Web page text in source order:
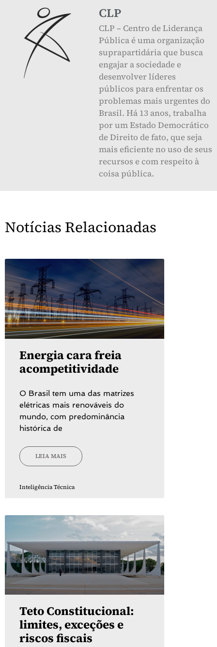
CLP
CLP – Centro de Liderança
Pública é uma organização
suprapartidária que busca
engajar a sociedade e
desenvolver líderes
públicos para enfrentar os
problemas mais urgentes do
Brasil. Há 13 anos, trabalha
por um Estado Democrático
de Direito de fato, que seja
mais eficiente no uso de seus
recursos e com respeito à
coisa pública.
Notícias Relacionadas
Energia cara freia
acompetitividade
O Brasil tem uma das matrizes
elétricas mais renováveis do
mundo, com predominância
histórica de
LEIA MAIS
Inteligência Técnica
Teto Constitucional:
limites, exceções e
riscos fiscais